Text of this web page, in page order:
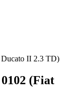
Ducato II 2.3 TD)
(Fiat